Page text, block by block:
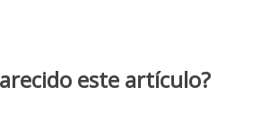
este artículo?